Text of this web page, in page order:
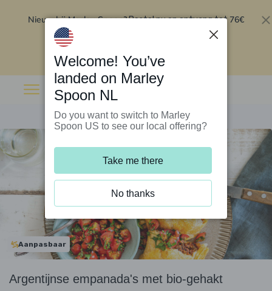
Nieuw bij Marley Spoon?Bestel nu en ontvang tot 76€
Aanpasbaar
Argentijnse empanada's met bio-gehakt
Welcome! You’ve
landed on Marley
Spoon NL
Do you want to switch to Marley
Spoon US to see our local offering?
Take me there
No thanks